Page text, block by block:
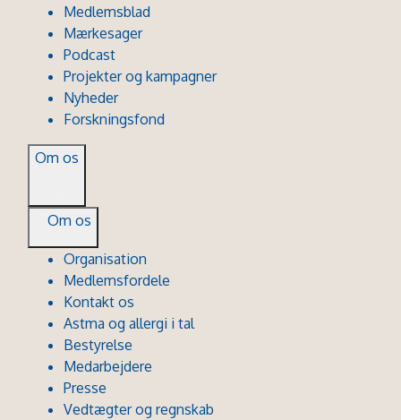
Medlemsblad
Mærkesager
Podcast
Projekter og kampagner
Nyheder
Forskningsfond
Om os
Om os
Organisation
Medlemsfordele
Kontakt os
Astma og allergi i tal
Bestyrelse
Medarbejdere
Presse
Vedtægter og regnskab